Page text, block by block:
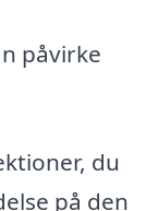
påvirke
du
på den